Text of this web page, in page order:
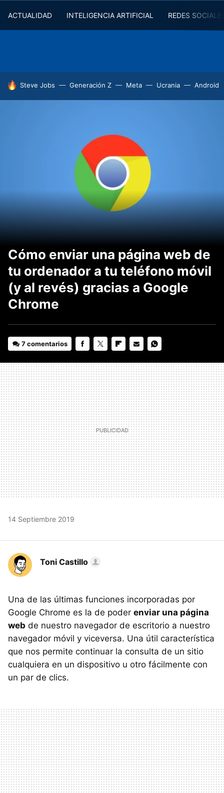
ACTUALIDAD INTELIGENCIA ARTIFICIAL REDES
HOY SE HABLA DE
Steve Jobs Generación Z Meta Ucrania Android
Cómo enviar una página web de
tu ordenador a tu teléfono móvil
(y al revés) gracias a Google
Chrome
7 comentarios
MAIL
14 Septiembre 2019
Toni Castillo
Una de las últimas funciones incorporadas por
Google Chrome es la de poder enviar una página
web de nuestro navegador de escritorio a nuestro
navegador móvil y viceversa. Una útil característica
que nos permite continuar la consulta de un sitio
cualquiera en un dispositivo u otro fácilmente con
un par de clics.